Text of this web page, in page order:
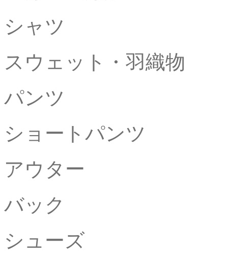
シャ
スウェット・羽織物
パンツ
ショートパンツ
アウタ
バック
シュー